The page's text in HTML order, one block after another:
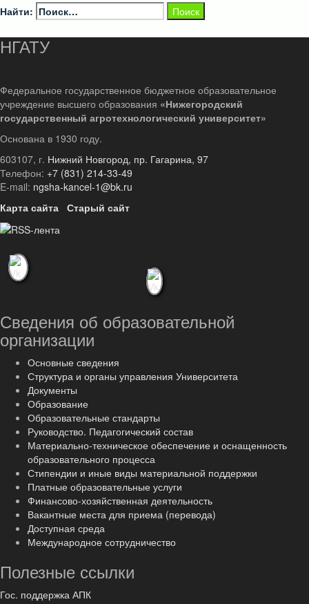
Найти:
НГАТУ
Федеральное государственное бюджетное образовательное
учреждение высшего образования «Нижегородский
государственный агротехнологический университет»
Основана в 1930 году.
603107, г. Нижний Новгород, пр. Гагарина, 97
Телефон: +7 (831) 214-33-49
E-mail: ngsha-kancel-1@bk.ru
Карта сайта Старый сайт
Сведения об образовательной
организации
Основные сведения
Структура и органы управления Университета
Документы
Образование
Образовательные стандарты
Руководство. Педагогический состав
Материально-техническое обеспечение и оснащенность
образовательного процесса
Стипендии и иные виды материальной поддержки
Платные образовательные услуги
Финансово-хозяйственная деятельность
Вакантные места для приема (перевода)
Доступная среда
Международное сотрудничество
Полезные ссылки
Гос. поддержка АПК